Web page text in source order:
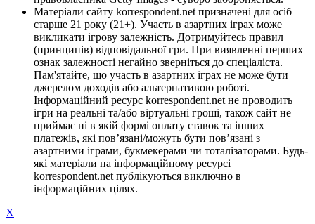
Матеріали сайту korrespondent.net призначені для осіб
старше 21 року (21+). Участь в азартних іграх може
викликати ігрову залежність. Дотримуйтесь правил
(принципів) відповідальної гри. При виявленні перших
ознак залежності негайно зверніться до спеціаліста.
Пам'ятайте, що участь в азартних іграх не може бути
джерелом доходів або альтернативою роботі.
Інформаційний ресурс korrespondent.net не проводить
ігри на реальні та/або віртуальні гроші, також сайт не
приймає ні в якій формі оплату ставок та інших
платежів, які пов’язані/можуть бути пов’язані з
азартними іграми, букмекерами чи тоталізаторами. Будь-
які матеріали на інформаційному ресурсі
korrespondent.net публікуються виключно в
інформаційних цілях.
X